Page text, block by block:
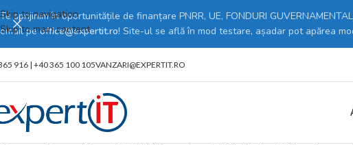
Skip to navigation
Skip to main content
Te sprijinim în oportunitățile de finanțare PNRR, UE, FONDURI
email peoffice@expertit.ro! Site-ul se află în mod testare, așadar pot apărea
916 | +40 365 100 105VANZARI@EXPERTIT.RO
Prima pagină Magazin online